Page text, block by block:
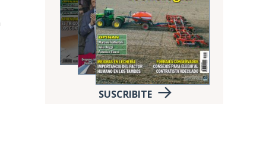
SUSCRIBITE